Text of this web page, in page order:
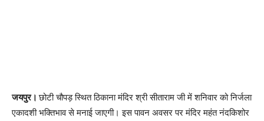
जयपुर।छोटी चौपड़ स्थित ठिकाना मंदिर श्री सीताराम जी में शनिवार को निर्जला
एकादशी भक्तिभाव से मनाई जाएगी। इस पावन अवसर पर मंदिर महंत नंदकिशोर